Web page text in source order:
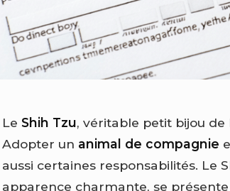
LeShih Tzu, véritable petit bijou
Adopter un animal de compagnie
aussi certaines responsabilités. Le
apparence charmante, se